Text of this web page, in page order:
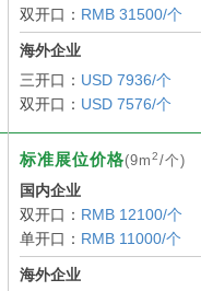
双开口： RMB 31500/个
海外企业
三开口： USD 7936/个
双开口： USD 7576/个
标准展位价格(9m2/个)
国内企业
双开口： RMB 12100/个
单开口： RMB 11000/个
海外企业